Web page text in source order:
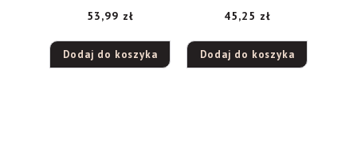
53,99 zł
Dodaj do koszyka
45,25 zł
Dodaj do koszyka